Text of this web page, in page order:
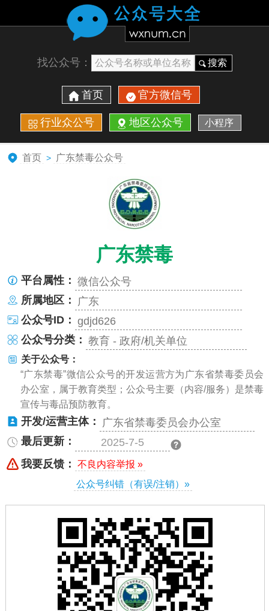
找公众号： 搜索
首页 官方微信号
行业众公号 地区公众号 小程序
首页 > 广东禁毒公众号
广东禁毒
平台属性： 微信公众号
所属地区：
广东
公众号ID： gdjd626
公众号分类： 教育 - 政府/机关单位
关于公众号：
“广东禁毒”微信公众号的开发运营方为广东省禁毒委员会
办公室，属于教育类型；公众号主要（内容/服务）是禁毒
宣传与毒品预防教育。
开发/运营主体：
广东省禁毒委员会办公室
最后更新：
2025-7-5
我要反馈：
不良内容举报 »
公众号纠错（有误/注销）»